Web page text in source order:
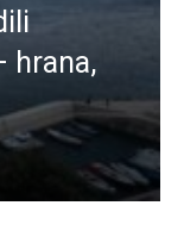
hrana,